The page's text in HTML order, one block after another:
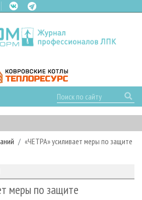
«ЧЕТРА» усиливает меры по защите
меры по защите